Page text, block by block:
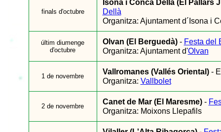
finals d'octubre
Isona i Conca Dellà (El Pallars
Dellà
Organitza: Ajuntament d´Isona i
últim diumenge
d'octubre
Olvan (El Berguedà)- Festa del
Organitza: Ajuntament d'Olvan
1 de novembre
Vallromanes (Vallés Oriental) -
Organitza: Vallbolet
2 de novembre
Canet de Mar (El Maresme)-
Organitza: Moixons Llepafils